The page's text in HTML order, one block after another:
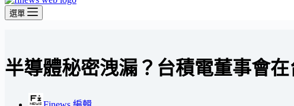
選單
半導體秘密洩漏？台積電董事會